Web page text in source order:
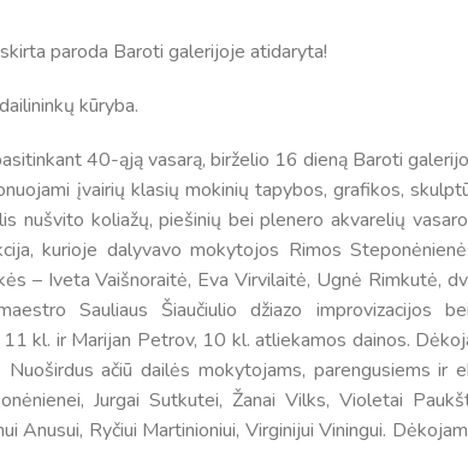
paroda Baroti galerijoje atidaryta!
kūryba.
40-ąją vasarą, birželio 16 dieną Baroti
įvairių klasių mokinių tapybos, grafikos,
nušvito koliažų, piešinių bei plenero akvarelių
kurioje dalyvavo mokytojos Rimos
– Iveta Vaišnoraitė, Eva Virvilaitė, Ugnė Rimkutė,
Sauliaus Šiaučiulio džiazo improvizacijos
kl. ir Marijan Petrov, 10 kl. atliekamos dainos.
ačiū dailės mokytojams, parengusiems ir
Jurgai Sutkutei, Žanai Vilks, Violetai
Anusui, Ryčiui Martinioniui, Virginijui Viningui.